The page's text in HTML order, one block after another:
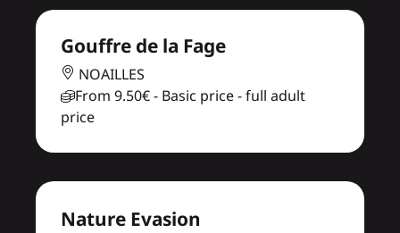
Gouffre de la Fage
NOAILLES
From 9.50€- Basic price - full adult
price
Nature Evasion